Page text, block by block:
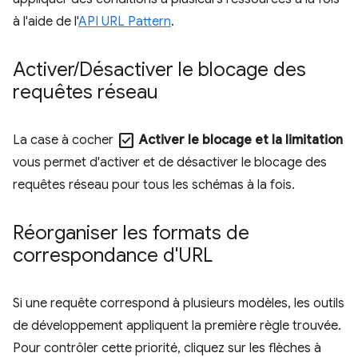
à l'aide de l'API URL Pattern.
Activer/Désactiver le blocage des
requêtes réseau
La case à cocher check_box Activer le blocage et la limitation
vous permet d'activer et de désactiver le blocage des
requêtes réseau pour tous les schémas à la fois.
Réorganiser les formats de
correspondance d'URL
Si une requête correspond à plusieurs modèles, les outils
de développement appliquent la première règle trouvée.
Pour contrôler cette priorité, cliquez sur les flèches à